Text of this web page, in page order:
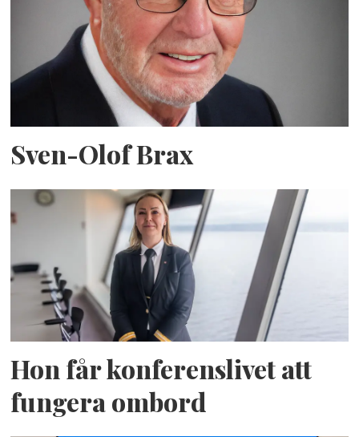
Sven-Olof Brax
Hon får konferenslivet att
fungera ombord